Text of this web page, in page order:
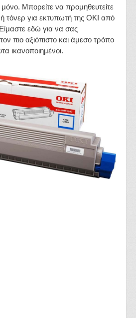
Μπορείτε να προμηθευτείτε
τόνερ για εκτυπωτή της OKI από
εδώ για να σας
πιο αξιόπιστο και άμεσο τρόπο
ικανοποιημένοι.